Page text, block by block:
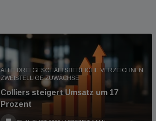
ALLE DREI GESCHÄFTSBEREICHE VERZEICHNEN
ZWEISTELLIGE ZUWÄCHSE
Colliers steigert Umsatz um 17
Prozent